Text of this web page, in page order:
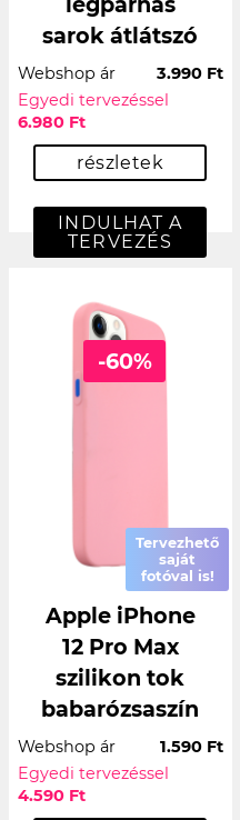
sarok átlátszó
Webshop ár
3.990 Ft
Egyedi tervezéssel
6.980 Ft
részletek
INDULHAT A
TERVEZÉS
-60%
Tervezhető
saját
fotóval is!
Apple iPhone
12 Pro Max
szilikon tok
babarózsaszín
Webshop ár
1.590 Ft
Egyedi tervezéssel
4.590 Ft